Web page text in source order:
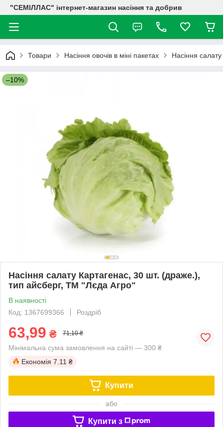
"СЕМІЛЛАС" інтернет-магазин насіння та добрив
Товари Насіння овочів в міні пакетах Насіння салату
–10%
Насіння салату Картагенас, 30 шт. (драже.),
тип айсберг, ТМ "Лєда Агро"
В наявності
Код: 1367699366
Роздріб
63,99 ₴ 71,10 ₴
Мінімальна сума замовлення на сайті — 300 ₴
Економія 7.11 ₴
Купити
або
Купити з